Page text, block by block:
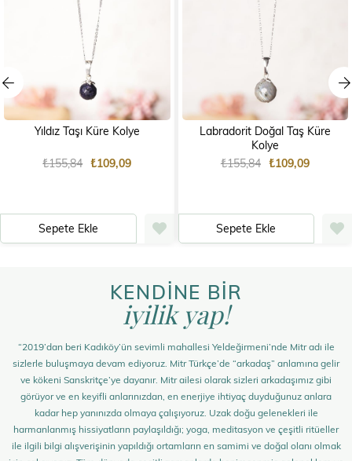
Yıldız Taşı Küre Kolye
₺109,09
₺155,84
Sepete Ekle
Labradorit Doğal Taş Küre
Kolye
₺109,09
₺155,84
Sepete Ekle
KENDİNE BİR
iyilik yap!
“2019’dan beri Kadıköy’ün sevimli mahallesi Yeldeğirmeni’nde Mitr adı ile
sizlerle buluşmaya devam ediyoruz. Mitr Türkçe’de “arkadaş” anlamına gelir
ve kökeni Sanskritçe’ye dayanır. Mitr ailesi olarak sizleri arkadaşımız gibi
görüyor ve en keyifli anlarınızdan, en enerjiye ihtiyaç duyduğunuz anlara
kadar hep yanınızda olmaya çalışıyoruz. Uzak doğu gelenekleri ile
harmanlanmış hissiyatların paylaşıldığı; yoga, meditasyon ve çeşitli ritüeller
ile ilgili bilgi alışverişinin yapıldığı ortamların en samimi ve doğal olanı olmak